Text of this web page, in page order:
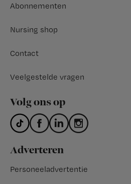
Abonnementen
Nursing shop
Contact
Veelgestelde vragen
Volg ons op
Adverteren
Personeeladvertentie